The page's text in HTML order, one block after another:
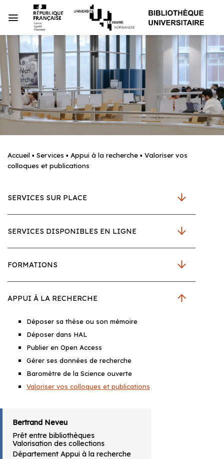
au
Accueil ▪ Services ▪ Appui à la recherche ▪ Valoriser vos
colloques et publications
SERVICES SUR PLACE
SERVICES DISPONIBLES EN LIGNE
FORMATIONS
APPUI À LA RECHERCHE
Déposer sa thèse ou son mémoire
Déposer dans HAL
Publier en Open Access
Gérer ses données de recherche
Baromètre de la Science ouverte
Valoriser vos colloques et publications
Bertrand Neveu
Prêt entre bibliothèques
Valorisation des collections
Département Appui à la recherche